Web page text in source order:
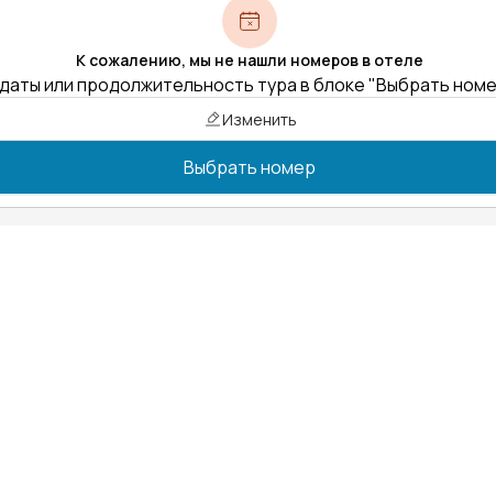
К сожалению, мы не нашли номеров в отеле
или продолжительность тура в блоке "Выбрать
Изменить
Выбрать номер